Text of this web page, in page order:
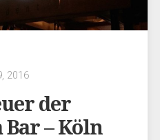
2016
der
Bar – Köln